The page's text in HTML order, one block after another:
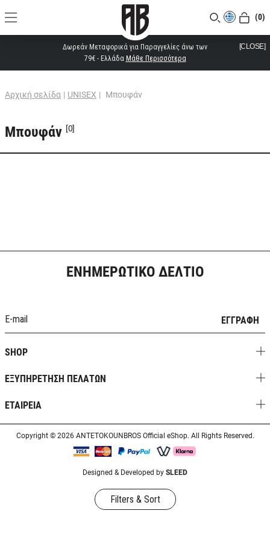
(0)
Δωρεάν Μεταφορικά για Παραγγελίες άνω των
79€ - Ελλάδα Μάθε Περισσότερα
[CLOSE]
Αρχική σελίδα | UNISEX | Μπουφάν
Μπουφάν [0]
Filters & Sort
ΕΝΗΜΕΡΩΤΙΚΟ ΔΕΛΤΙΟ
ΕΓΓΡΑΦΗ
SHOP
ΕΞΥΠΗΡΕΤΗΣΗ ΠΕΛΑΤΩΝ
ΕΤΑΙΡΕΙΑ
Copyright © 2026 ANTETOKOUNBROS Official eShop. All Rights Reserved.
Designed & Developed by SLEED